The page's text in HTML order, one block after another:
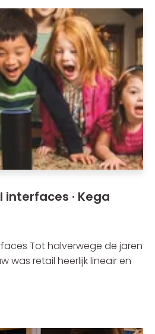
· Kega
Tot halverwege de jaren
was retail heerlijk lineair en